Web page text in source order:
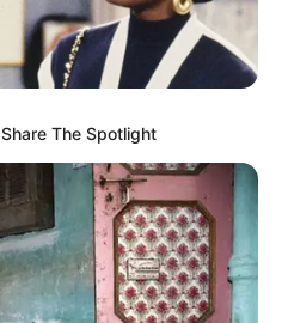
The Spotlight